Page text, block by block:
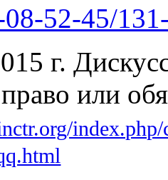
52-45/
г.
или